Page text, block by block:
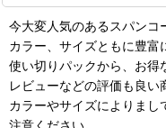
今大変人気のあるスパンコ
カラー、サイズともに豊富
使い切りパックから、お得
レビューなどの評価も良い
カラーやサイズによりま